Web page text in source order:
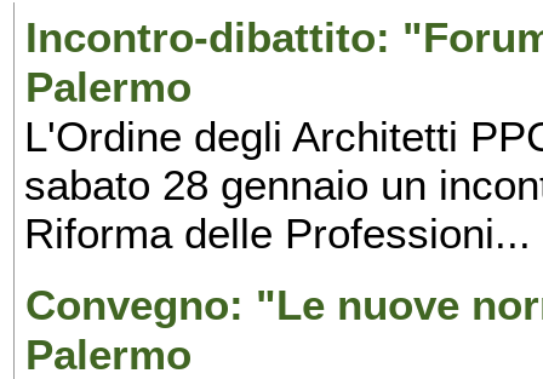
Incontro-dibattito:
Palermo
L'Ordine degli Architetti
sabato 28 gennaio un
Riforma delle Professioni...
Convegno: "Le nuove
Palermo